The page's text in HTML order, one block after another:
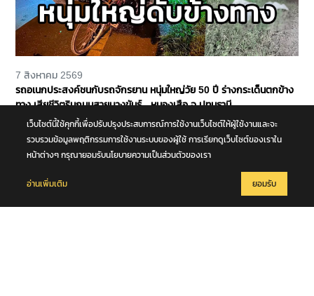
7 สิงหาคม 2569
รถอเนกประสงค์ชนกับรถจักรยาน หนุ่มใหญ่วัย 50 ปี ร่างกระเด็นตกข้าง
ทาง เสียชีวิตริมถนนสายบางขันธ์ - หนองเสือ จ.ปทุมธานี
เว็บไซต์นี้ใช้คุกกี้เพื่อปรับปรุงประสบการณ์การใช้งานเว็บไซต์ให้ผู้ใช้งานและจะ
รวบรวมข้อมูลพฤติกรรมการใช้งานระบบของผู้ใช้ การเรียกดูเว็บไซต์ของเราใน
หน้าต่างๆ กรุณายอมรับนโยบายความเป็นส่วนตัวของเรา
อ่านเพิ่มเติม ยอมรับ